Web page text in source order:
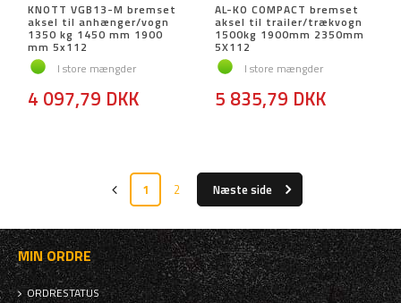
KNOTT VGB13-M bremset
aksel til anhænger/vogn
1350 kg 1450 mm 1900
mm 5x112
I store mængder
4 097,79 DKK
AL-KO COMPACT bremset
aksel til trailer/trækvogn
1500kg 1900mm 2350mm
5X112
I store mængder
5 835,79 DKK
1 2 Næste side
MIN ORDRE
ORDRESTATUS